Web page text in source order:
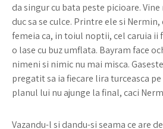
da singur cu bata peste picioare.
duc sa se culce. Printre ele si
femeia ca, in toiul noptii, cel caruia ii
o lase cu buz umflata. Bayram face
nimeni si nimic nu mai misca.
pregatit sa ia fiecare lira turceasca pe
planul lui nu ajunge la final, caci
Vazandu-l si dandu-si seama ce are